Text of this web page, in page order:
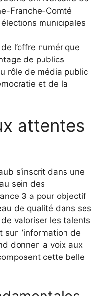
Franche-Comté
municipales
l’offre numérique
de publics
rôle de média public
et de la
attentes
s’inscrit dans une
au sein des
3 a pour objectif
de qualité dans ses
valoriser les talents
sur l’information de
donner la voix aux
cette belle